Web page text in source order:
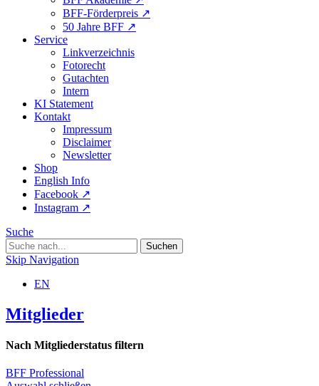
BFF-Förderpreis ↗︎
50 Jahre BFF ↗︎
Service
Linkverzeichnis
Fotorecht
Gutachten
Intern
KI Statement
Kontakt
Impressum
Disclaimer
Newsletter
Shop
English Info
Facebook ↗︎
Instagram ↗︎
Suche
Skip Navigation
EN
Mitglieder
Nach Mitgliederstatus filtern
BFF Professional